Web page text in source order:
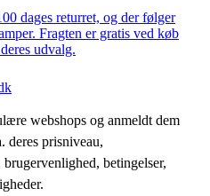
dages returret, og der følger
Fragten er gratis ved køb
udvalg.
webshops og anmeldt dem
deres prisniveau,
betingelser,